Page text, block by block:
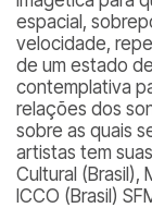
espacial,
velocidade,
de um estado
contemplativa
relações dos
sobre as quais
artistas tem
Cultural (Brasil),
ICCO (Brasil)